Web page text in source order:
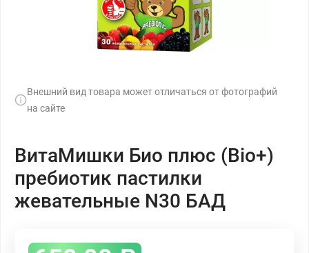
Внешний вид товара может отличаться от фотографий
на сайте
ВитаМишки Био плюс (Bio+)
пребиотик пастилки
жевательные N30 БАД